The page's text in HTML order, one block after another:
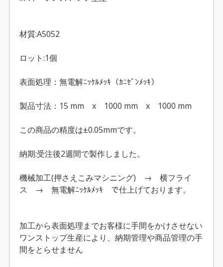
材質:A5052
ロット:1個
表面処理：無電解ﾆｯｹﾙﾒｯｷ（ｶﾆｾﾞﾝﾒｯｷ）
製品寸法：15 mm x 1000 mm x 1000 mm
この商品の精度は±0.05mmです。
納期:受注後2週間で製作しました。
機械加工(押さえこみマシニング) → 横フライ
ス → 無電解ﾆｯｹﾙﾒｯｷ で仕上げております。
加工から表面処理までお客様に手間をかけさせない
ワンストップ生産により、納期管理や商品管理の手
間をとらせません